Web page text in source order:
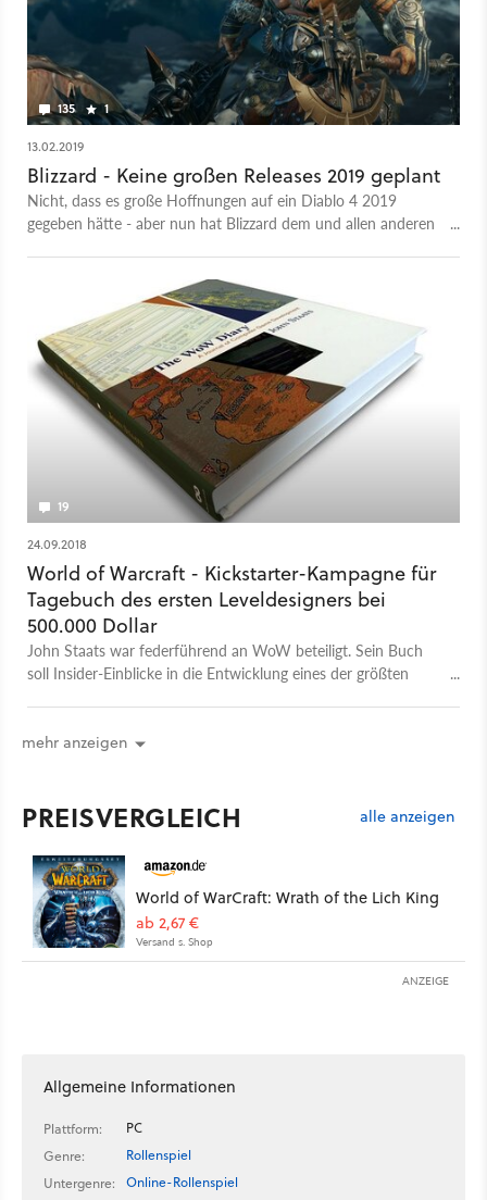
135 1
13.02.2019
Blizzard - Keine großen Releases 2019 geplant
Nicht, dass es große Hoffnungen auf ein Diablo 4 2019
gegeben hätte - aber nun hat Blizzard dem und allen anderen
19
24.09.2018
World of Warcraft - Kickstarter-Kampagne für
Tagebuch des ersten Leveldesigners bei
500.000 Dollar
John Staats war federführend an WoW beteiligt. Sein Buch
soll Insider-Einblicke in die Entwicklung eines der größten
mehr anzeigen
PREISVERGLEICH alle anzeigen
World of WarCraft: Wrath of the Lich King
ab 2,67 €
Versand s. Shop
ANZEIGE
Allgemeine Informationen
Plattform:
PC
Genre:
Rollenspiel
Untergenre:
Online-Rollenspiel